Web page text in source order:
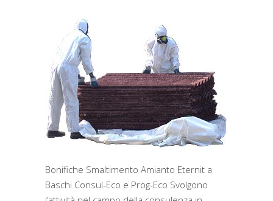
Bonifiche Smaltimento Amianto Eternit a
Baschi Consul-Eco e Prog-Eco Svolgono